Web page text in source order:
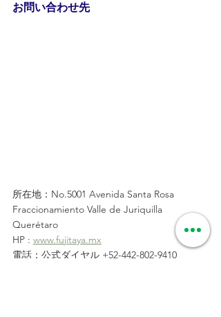
お問い合わせ先
所在地：No.5001 Avenida Santa Rosa
Fraccionamiento Valle de Juriquilla
Querétaro
HP : www.fujitaya.mx
電話：公式ダイヤル +52-442-802-9410